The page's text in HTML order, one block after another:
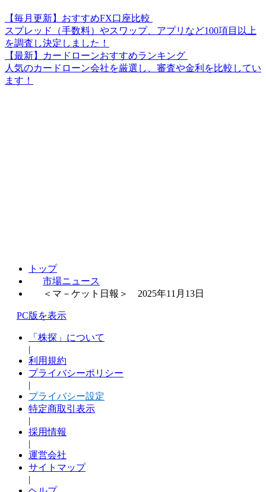
【毎月更新】おすすめFX口座比較
スプレッド（手数料）やスワップ、アプリなど100項目以上
を調査し決定しました！
【最新】カードローンおすすめランキング
人気のカードローン会社を厳選し、審査や金利を比較してい
ます！
トップ
市場ニュース
＜マ－ケット日報＞ 2025年11月13日
PC版を表示
「株探」について
|
利用規約
プライバシーポリシー
|
プライバシー設定
特定商取引表示
|
採用情報
|
運営会社
サイトマップ
|